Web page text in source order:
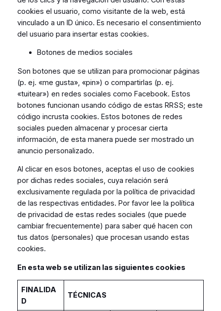
cookies el usuario, como visitante de la web, está
vinculado a un ID único. Es necesario el consentimiento
del usuario para insertar estas cookies.
Botones de medios sociales
Son botones que se utilizan para promocionar páginas
(p. ej. «me gusta», «pin») o compartirlas (p. ej.
«tuitear») en redes sociales como Facebook. Estos
botones funcionan usando código de estas RRSS; este
código incrusta cookies. Estos botones de redes
sociales pueden almacenar y procesar cierta
información, de esta manera puede ser mostrado un
anuncio personalizado.
Al clicar en esos botones, aceptas el uso de cookies
por dichas redes sociales, cuya relación será
exclusivamente regulada por la política de privacidad
de las respectivas entidades. Por favor lee la política
de privacidad de estas redes sociales (que puede
cambiar frecuentemente) para saber qué hacen con
tus datos (personales) que procesan usando estas
cookies.
En esta web se utilizan las siguientes cookies
FINALIDA
D
TÉCNICAS